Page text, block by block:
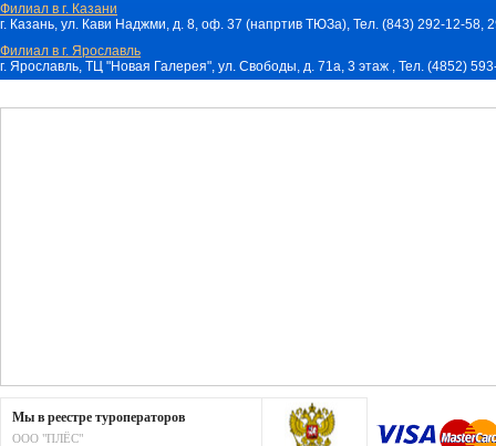
Филиал в г. Казани
г. Казань, ул. Кави Наджми, д. 8, оф. 37 (напртив ТЮЗа), Тел. (843) 292-12-
Филиал в г. Ярославль
г. Ярославль, ТЦ "Новая Галерея", ул. Свободы, д. 71a, 3 этаж , Тел. (4852)
Мы в реестре туроператоров
ООО "ПЛЁС"